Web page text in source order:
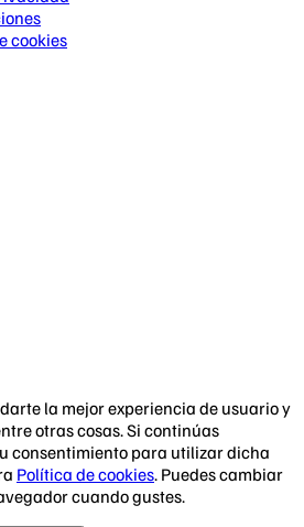
cookies
la mejor experiencia de usuario y
otras cosas. Si continúas
consentimiento para utilizar dicha
Política de cookies. Puedes cambiar
cuando gustes.